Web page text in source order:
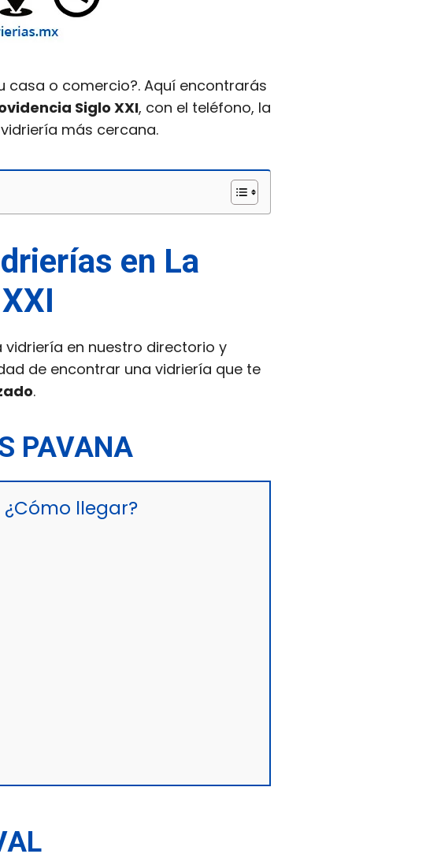
casa o comercio?. Aquí encontrarás
Siglo XXI, con el teléfono, la
más cercana.
en La
en nuestro directorio y
de encontrar una vidriería que te
.
PAVANA
¿Cómo llegar?